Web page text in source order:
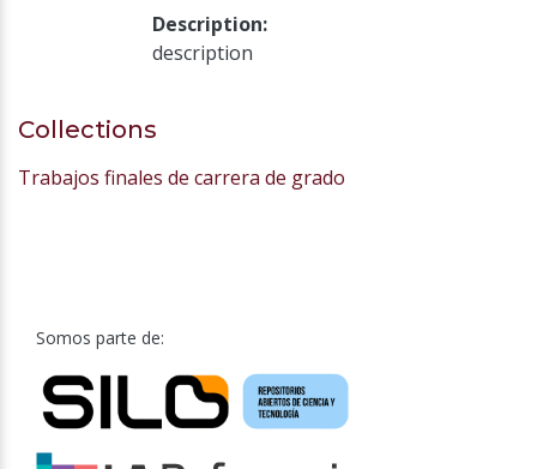
Description:
description
Collections
Trabajos finales de carrera de grado
Somos parte de: